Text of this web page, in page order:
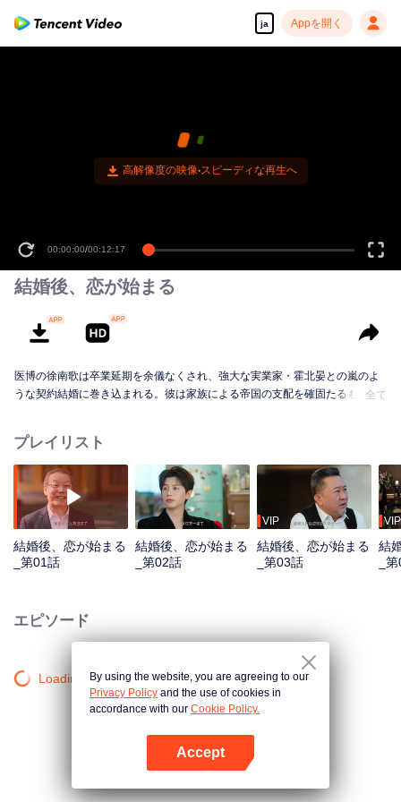
ja Appを開く
高解像度の映像•スピーディな再生へ
00:00:00/00:12:17
結婚後、恋が始まる
医博の徐南歌は卒業延期を余儀なくされ、強大な実業家・霍北晏との嵐のよ
うな契約結婚に巻き込まれる。彼は家族による帝国の支配を確固たるものに
り広げられる。計算、欺瞞、危険に彩られた結婚の中で、心を閉ざした二人
は本当に恋に落ちることができるのか？
全て
プレイリスト
結婚後、恋が始まる
_第01話
結婚後、恋が始まる
_第02話
VIP
結婚後、恋が始まる
_第03話
VIP
結
_
エピソード
Loading…By using the website, you are agreeing to our
Privacy Policy and the use of cookies in
accordance with our Cookie Policy.
Accept